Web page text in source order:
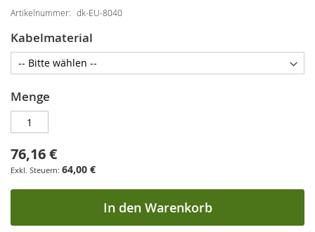
Artikelnummer dk-EU-8040
Kabelmaterial
Menge
76,16 €
64,00 €
In den Warenkorb